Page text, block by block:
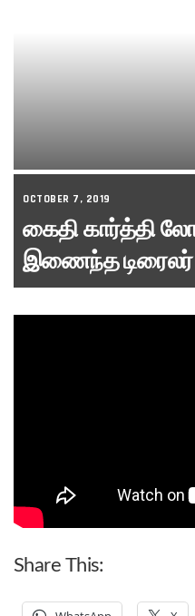
OCTOBER 7, 2019
கைதி கார்த்தி
இணைந்த டிரைலர்
Share This: